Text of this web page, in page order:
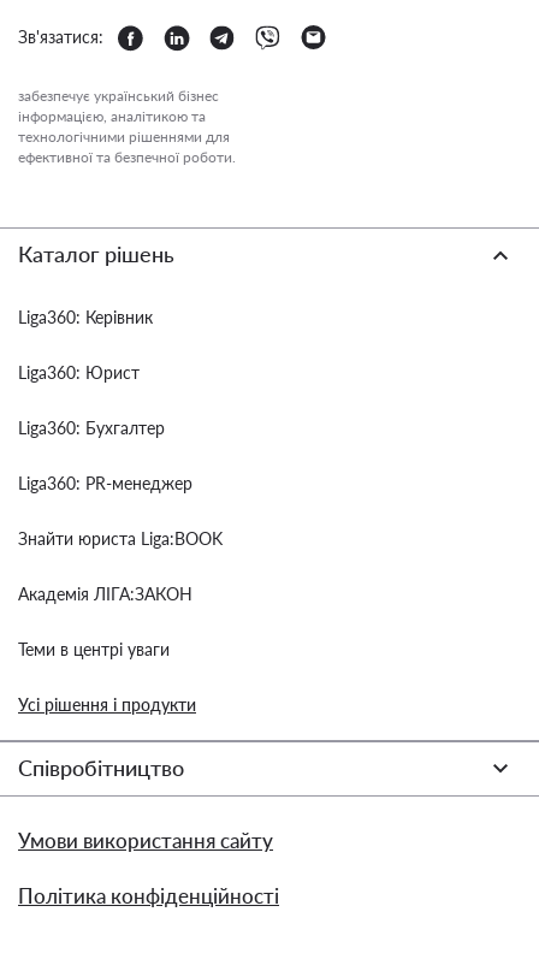
Зв'язатися:
забезпечує український бізнес
інформацією, аналітикою та
технологічними рішеннями для
ефективної та безпечної роботи.
Каталог рішень
Liga360: Керівник
Liga360: Юрист
Liga360: Бухгалтер
Liga360: PR-менеджер
Знайти юриста Liga:BOOK
Академія ЛІГА:ЗАКОН
Теми в центрі уваги
Усі рішення і продукти
Співробітництво
Умови використання сайту
Політика конфіденційності